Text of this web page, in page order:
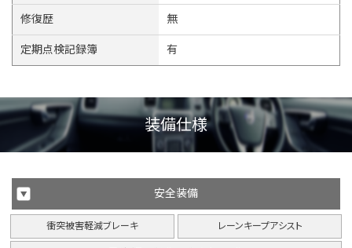
修復歴 無
定期点検記録簿 有
装備仕様
安全装備
衝突被害軽減ブレーキ レーンキープアシスト